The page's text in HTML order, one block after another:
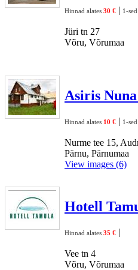
Hinnad alates 30 € | 1-
Jüri tn 27
Võru, Võrumaa
Asiris
Hinnad alates 10 € | 1-
Nurme tee 15,
Pärnu, Pärnumaa
View images (6)
Hotell
Hinnad alates 35 € |
Vee tn 4
Võru, Võrumaa